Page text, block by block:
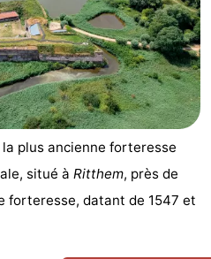
la plus ancienne forteresse
situé à Ritthem, près de
forteresse, datant de 1547 et